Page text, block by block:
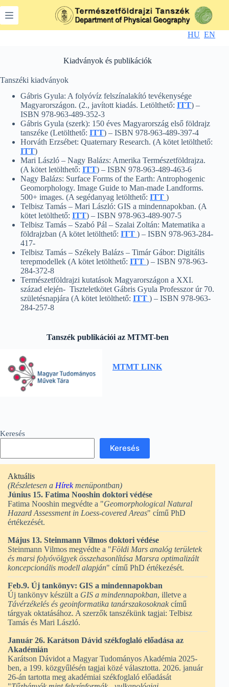
to
content
HU EN
Kiadványok és publikációk
Tanszéki kiadványok
Gábris Gyula: A folyóvíz felszínalakító tevékenysége
Magyarországon. (2., javított kiadás. Letölthető: ITT) –
ISBN 978-963-489-352-3
Gábris Gyula (szerk): 150 éves Magyarország első földrajz
tanszéke (Letölthető: ITT) – ISBN 978-963-489-397-4
Horváth Erzsébet: Quaternary Research. (A kötet letölthető:
ITT)
Mari László – Nagy Balázs: Amerika Természetföldrajza.
(A kötet letölthető: ITT) – ISBN 978-963-489-463-6
Nagy Balázs: Surface Forms of the Earth: Antrophogenic
Geomorphology. Image Guide to Man-made Landforms.
500+ images. (A segédanyag letölthető: ITT )
Telbisz Tamás – Mari László: GIS a mindennapokban. (A
kötet letölthető: ITT) – ISBN 978-963-489-907-5
Telbisz Tamás – Szabó Pál – Szalai Zoltán: Matematika a
földrajzban (A kötet letölthető: ITT ) – ISBN 978-963-284-
417-
Telbisz Tamás – Székely Balázs – Timár Gábor: Digitális
terepmodellek (A kötet letölthető: ITT ) – ISBN 978-963-
284-372-8
Természetföldrajzi kutatások Magyarországon a XXI.
század elején- Tiszteletkötet Gábris Gyula Professzor úr 70.
születésnapjára (A kötet letölthető: ITT ) – ISBN 978-963-
284-257-8
Tanszék publikációi az MTMT-ben
MTMT LINK
Keresés
Keresés
Aktuális
(Részletesen a Hírekmenüpontban)
Június 15. Fatima Nooshin doktori védése
Fatima Nooshin megvédte a "Geomorphological Natural
Hazard Assessment in Loess-covered Areas" című PhD
értékezését.
Május 13. Steinmann Vilmos doktori védése
Steinmann Vilmos megvédte a "Földi Mars analóg területek
és marsi folyóvölgyek összehasonlítása Marsra optimalizált
koncepcionális modell alapján" című PhD értékezését.
Feb.9. Új tankönyv: GIS a mindennapokban
Új tankönyv készült a GIS a mindennapokban, illetve a
Távérzékelés és geoinformatika tanárszakosoknak című
tárgyak oktatásához. A szerzők tanszékünk tagjai: Telbisz
Tamás és Mari László.
Január 26. Karátson Dávid székfoglaló előadása az
Akadémián
Karátson Dávidot a Magyar Tudományos Akadémia 2025-
ben, a 199. közgyűlésén tagjai közé választotta. 2026. január
26-án tartotta meg akadémiai székfoglaló előadását